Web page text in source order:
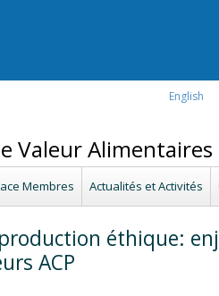
English
Valeur
Membres Actualités et Activités
éthique:
ACP